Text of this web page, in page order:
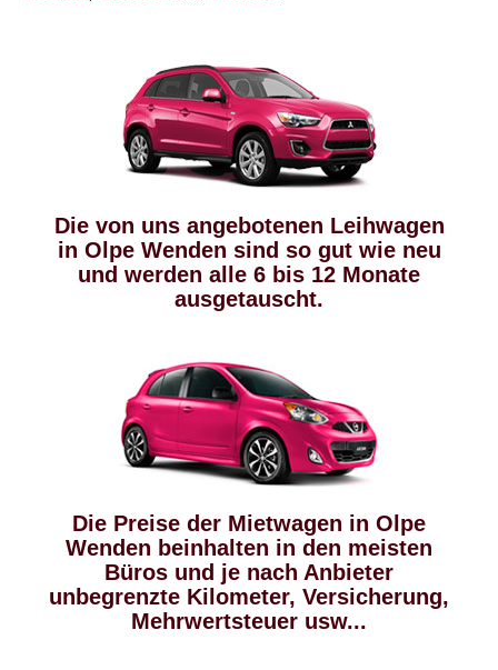
Die von uns angebotenen Leihwagen
in Olpe Wenden sind so gut wie neu
und werden alle 6 bis 12 Monate
ausgetauscht.
Die Preise der Mietwagen in Olpe
Wenden beinhalten in den meisten
Büros und je nach Anbieter
unbegrenzte Kilometer, Versicherung,
Mehrwertsteuer usw...